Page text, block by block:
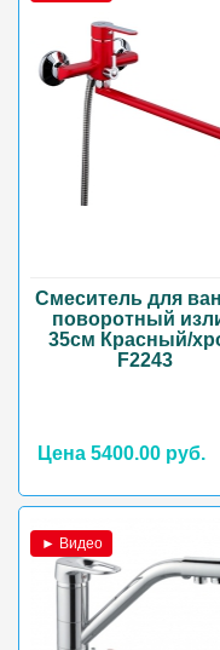
Смеситель для
поворотный
35см Красный/
F2243
Цена 5400.00 руб.
► Видео